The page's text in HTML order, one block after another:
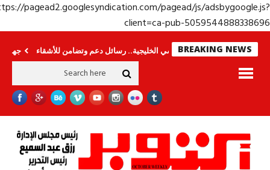
https://pagead2.googlesyndication.com/pagead/js/
client=ca-pub-
BREAKING NEWS
الرئيس السيسي الخليجية.. رسائل دعم وتضامن للأشقاء جهاز مستقبل مصر